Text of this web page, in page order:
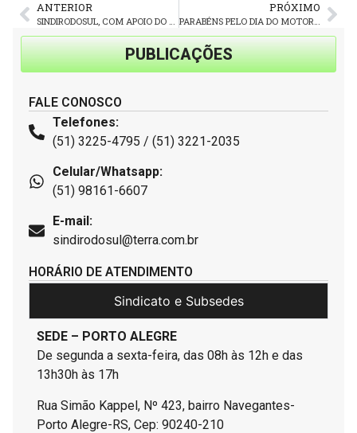
ANTERIOR
SINDIRODOSUL, COM APOIO DO SINDIMERCOSUL, PROTESTA CONTRA ATRASO DE SALÁRIOS DOS TRABALHADORES DA SÃO JOÃO, EM URUGUAIANA
PRÓXIMO
PARABÉNS PELO DIA DO MOTORISTA – 25 DE JULHO
PUBLICAÇÕES
FALE CONOSCO
Telefones:
(51) 3225-4795 / (51) 3221-2035
Celular/Whatsapp:
(51) 98161-6607
E-mail:
sindirodosul@terra.com.br
HORÁRIO DE ATENDIMENTO
Sindicato e Subsedes
SEDE – PORTO ALEGRE
De segunda a sexta-feira, das 08h às 12h e das
13h30h às 17h
Rua Simão Kappel, Nº 423, bairro Navegantes-
Porto Alegre-RS, Cep: 90240-210